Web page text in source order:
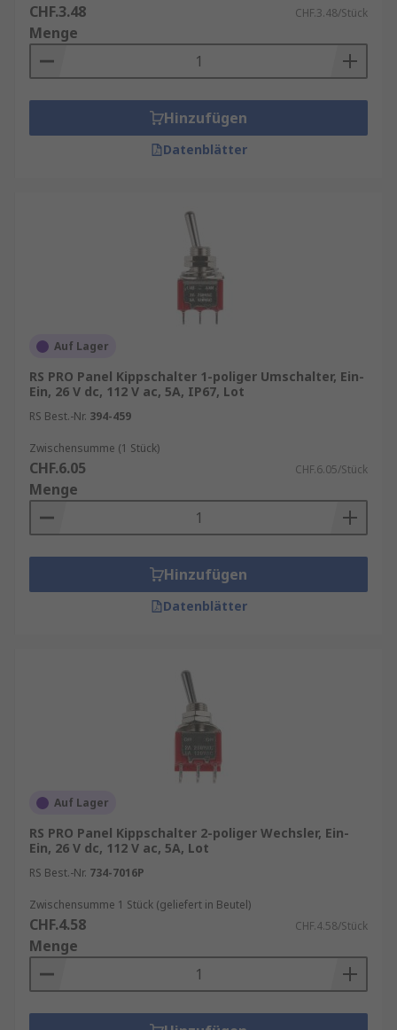
CHF.3.48 CHF.3.48/Stück
Menge
Hinzufügen
Datenblätter
Auf Lager
RS PRO Panel Kippschalter 1-poliger Umschalter, Ein-
Ein, 26 V dc, 112 V ac, 5A, IP67, Lot
RS Best.-Nr. 394-459
Zwischensumme (1 Stück)
CHF.6.05 CHF.6.05/Stück
Menge
Hinzufügen
Datenblätter
Auf Lager
RS PRO Panel Kippschalter 2-poliger Wechsler, Ein-
Ein, 26 V dc, 112 V ac, 5A, Lot
RS Best.-Nr. 734-7016P
Zwischensumme 1 Stück (geliefert in Beutel)
CHF.4.58 CHF.4.58/Stück
Menge